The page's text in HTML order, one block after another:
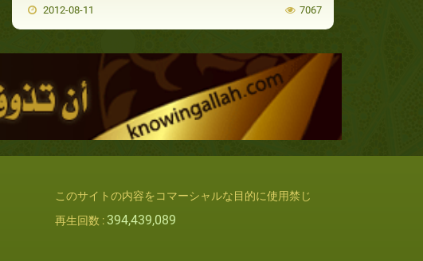
2012-08-11 7067
このサイトの内容をコマーシャルな目的に使用禁じ
再生回数 : 394,439,089